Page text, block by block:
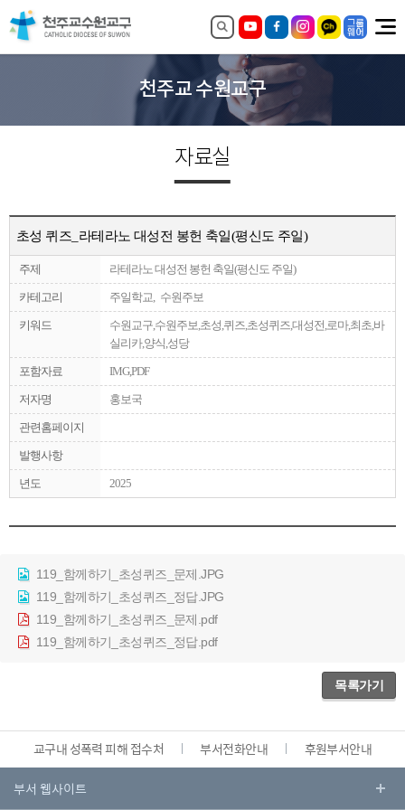
천주교 수원교구
자료실
초성 퀴즈_라테라노 대성전 봉헌 축일(평신도 주일)
주제 라테라노 대성전 봉헌 축일(평신도 주일)
카테고리 주일학교, 수원주보
키워드
수원교구,수원주보,초성,퀴즈,초성퀴즈,대성전,로마,최초,바
실리카,양식,성당
포함자료 IMG,PDF
저자명 홍보국
관련홈페이지
발행사항
년도 2025
119_함께하기_초성퀴즈_문제.JPG
119_함께하기_초성퀴즈_정답.JPG
119_함께하기_초성퀴즈_문제.pdf
119_함께하기_초성퀴즈_정답.pdf
목록가기
교구내 성폭력 피해 접수처 부서전화안내 후원부서안내